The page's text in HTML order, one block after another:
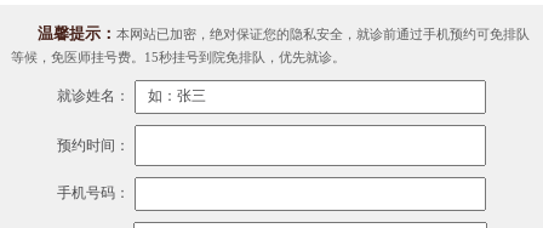
温馨提示：本网站已加密，绝对保证您的隐私安全，就诊前通过手机预约可免排队
等候，免医师挂号费。15秒挂号到院免排队，优先就诊。
就诊姓名：
预约时间：
手机号码：